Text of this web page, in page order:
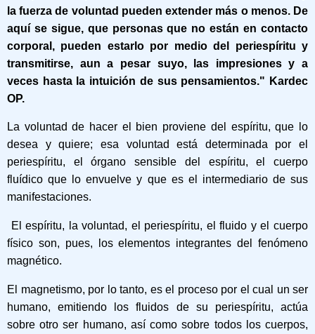
la fuerza de voluntad pueden extender más o menos. De
aquí se sigue, que personas que no están en contacto
corporal, pueden estarlo por medio del periespíritu y
transmitirse, aun a pesar suyo, las impresiones y a
veces hasta la intuición de sus pensamientos." Kardec
OP.
La voluntad de hacer el bien proviene del espíritu, que lo
desea y quiere; esa voluntad está determinada por el
periespíritu, el órgano sensible del espíritu, el cuerpo
fluídico que lo envuelve y que es el intermediario de sus
manifestaciones.
El espíritu, la voluntad, el periespíritu, el fluido y el cuerpo
físico son, pues, los elementos integrantes del fenómeno
magnético.
El magnetismo, por lo tanto, es el proceso por el cual un ser
humano, emitiendo los fluidos de su periespíritu, actúa
sobre otro ser humano, así como sobre todos los cuerpos,